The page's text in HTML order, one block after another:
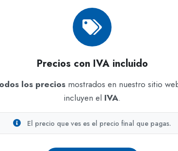
ajuste
con su
Material
Ideal para
Permite
entornos
Precios con IVA incluido
los preciosmostrados en nuestro sitio
incluyen el IVA.
El precio que ves es el precio final que pagas.